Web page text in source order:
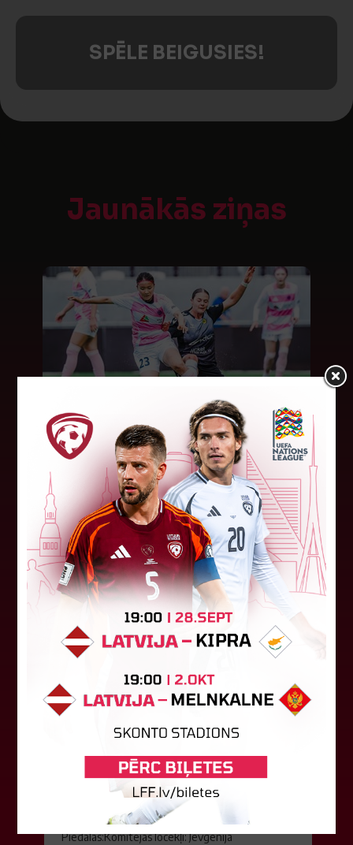
SPĒLE BEIGUSIES!
Jaunākās ziņas
"Riga FC Women" beidz
vēsturisko eirokausu sezonu
Latvijas klubs "Riga FC Women" sestdien UEFA
Čempionu līgas kvalifikācijas otrajā kārtā ar 1:4
piekāpās Lietuvas "Gintra". Ar šo spēli Latvijas
klubam beidzās eirokausu...
08. augusts 2026.
LFF DK 6. augusta lēmumi
LFF Disciplinārlietu komitejas sēdes protokols
Nr. DK 26/-38 Rīgā, 2026. gada 6. augustā.
Piedalās:Komitejas locekļi: Jevgenija